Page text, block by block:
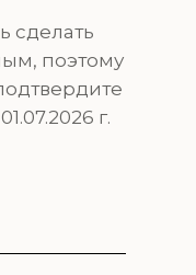
сделать
поэтому
г.